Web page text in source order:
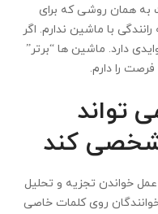
به همان روشی که برای
با ماشین ندارم. اگر
دارد. ماشین ها “برتر”
را دارم.
تواند
شخصی کند
خواندن تجزیه و تحلیل
روی کلمات خاصی